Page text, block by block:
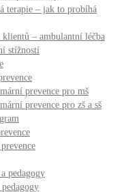
terapie – jak to probíhá
– ambulantní léčba
stížností
prevence pro mš
prevence pro zš a sš
pedagogy